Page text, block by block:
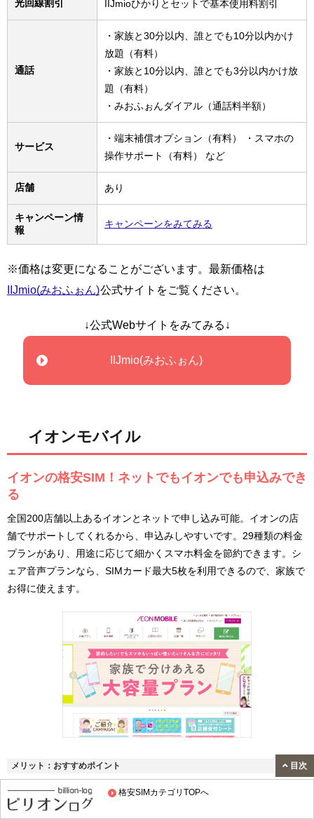
格安SIMカテゴリTOPへ
光回線割引 IIJmioひかりとセットで基本使用料割引
通話
・家族と30分以内、誰とでも10分以内かけ
放題（有料）
・家族と10分以内、誰とでも3分以内かけ放
題（有料）
・みおふぉんダイアル（通話料半額）
サービス
・端末補償オプション（有料） ・スマホの
操作サポート（有料） など
店舗 あり
キャンペーン情
報
キャンペーンをみてみる
※価格は変更になることがございます。最新価格は
IIJmio(みおふぉん)公式サイトをご覧ください。
↓公式Webサイトをみてみる↓
IIJmio(みおふぉん)
イオンモバイル
イオンの格安SIM！ネットでもイオンでも申込みでき
る
全国200店舗以上あるイオンとネットで申し込み可能。イオンの店
舗でサポートしてくれるから、申込みしやすいです。29種類の料金
プランがあり、用途に応じて細かくスマホ料金を節約できます。シ
ェア音声プランなら、SIMカード最大5枚を利用できるので、家族で
お得に使えます。
メリット：おすすめポイント
500MB～50GBまでプランが豊富
チャージが1G480円と安い
目次